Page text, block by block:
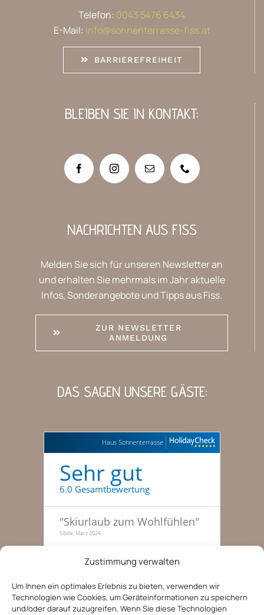
Zustimmung verwalten
Um Ihnen ein optimales Erlebnis zu bieten, verwenden wir
Technologien wie Cookies, um Geräteinformationen zu speichern
und/oder darauf zuzugreifen. Wenn Sie diese Technologien
Telefon: 0043 5476 6434
E-Mail: info@sonnenterrasse-fiss.at
BARRIEREFREIHEIT
BLEIBEN SIE IN KONTAKT:
NACHRICHTEN AUS FISS
Melden Sie sich für unseren Newsletter an
und erhalten Sie mehrmals im Jahr aktuelle
Infos, Sonderangebote und Tipps aus Fiss.
ZUR NEWSLETTER
ANMELDUNG
DAS SAGEN UNSERE GÄSTE:
Haus Sonnenterrasse
Sehr gut
6.0 Gesamtbewertung
"Skiurlaub zum Wohlfühlen"
Sibille, März 2024
Traumhafte Skitage, haben
gleich nochmal gebucht"
"Entspannte Ferien in der